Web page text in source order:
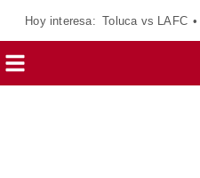
Hoy interesa: Toluca vs LAFC